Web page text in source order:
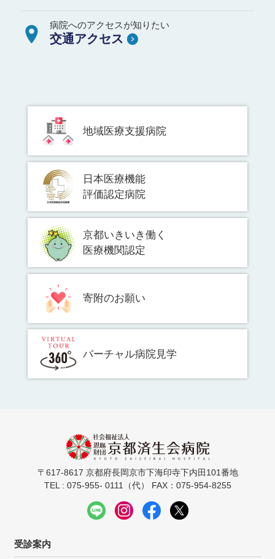
病院へのアクセスが知りたい
交通アクセス
地域医療支援病院
日本医療機能
評価認定病院
京都いきいき働く
医療機関認定
寄附のお願い
バーチャル病院見学
〒617-8617 京都府長岡京市下海印寺下内田101番地
TEL : 075-955- 0111（代） FAX：075-954-8255
受診案内